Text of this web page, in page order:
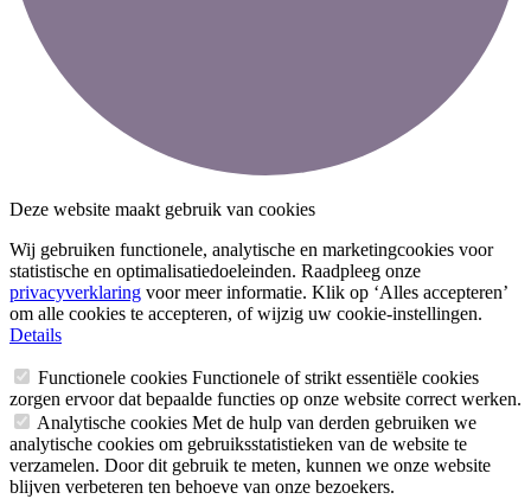
Deze website maakt gebruik van cookies
Wij gebruiken functionele, analytische en marketingcookies voor
statistische en optimalisatiedoeleinden. Raadpleeg onze
privacyverklaring voor meer informatie. Klik op ‘Alles accepteren’
om alle cookies te accepteren, of wijzig uw cookie-instellingen.
Details
Functionele cookies Functionele of strikt essentiële cookies
zorgen ervoor dat bepaalde functies op onze website correct werken.
Analytische cookies Met de hulp van derden gebruiken we
analytische cookies om gebruiksstatistieken van de website te
verzamelen. Door dit gebruik te meten, kunnen we onze website
blijven verbeteren ten behoeve van onze bezoekers.